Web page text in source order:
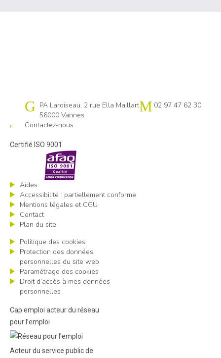
Cap emploi 56
PA Laroiseau, 2 rue Ella Maillart
56000 Vannes
02 97 47 62 30
Contactez-nous
Certifié ISO 9001
Aides
Accessibilité : partiellement conforme
Mentions légales et CGU
Contact
Plan du site
Politique des cookies
Protection des données
personnelles du site web
Paramétrage des cookies
Droit d’accès à mes données
personnelles
Cap emploi acteur du réseau
pour l’emploi
Acteur du service public de